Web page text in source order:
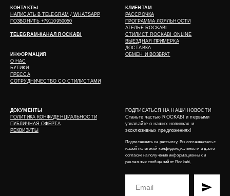
КОНТАКТЫ
НАПИСАТЬ ВTELEGRAM / WHATSAPP
ПОЗВОНИТЬ +79110950050
TELEGRAM-КАНАЛ ROCKABI
ИНФОРМАЦИЯ
О НАС
БУТИКИ
ПРЕССА
СОТРУДНИЧЕСТВО СО СТИЛИСТАМИ
КЛИЕНТАМ
РАССРОЧКА
ПРОГРАММА ЛОЯЛЬНОСТИ
АТЕЛЬЕ ROCKABI
СТИЛИСТ ROCKABI ONLINE
ВЫЕЗДНАЯ ПРИМЕРКА
ДОСТАВКА
ОБМЕН И ВОЗВРАТ
ДОКУМЕНТЫ
ПОЛИТИКА КОНФИДЕНЦИАЛЬНОСТИ
ПУБЛИЧНАЯ ОФЕРТА
РЕКВИЗИТЫ
ПОДПИСАТЬСЯ НА НАШИ НОВОСТИ
Станьте частью ROCKABI и первыми
узнавайте о наших новинках и
эксклюзивных предложениях!
Подписавшись на рассылку, Вы соглашаетесь с
нашей политикой конфиденциальности и даёте
согласие на получение информационных и
рекламных сообщений от Rockabi.